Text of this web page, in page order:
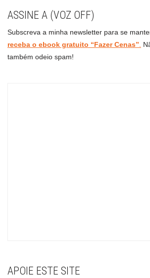
ASSINE A (VOZ OFF)
Subscreva a minha newsletter para se
receba o ebook gratuito “Fazer Cenas”
também odeio spam!
APOIE ESTE SITE